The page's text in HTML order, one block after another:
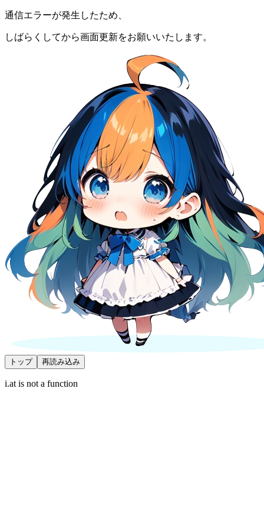
通信エラーが発生したため、
しばらくしてから画面更新をお願いいたします。
トップ 再読み込み
i.at is not a function